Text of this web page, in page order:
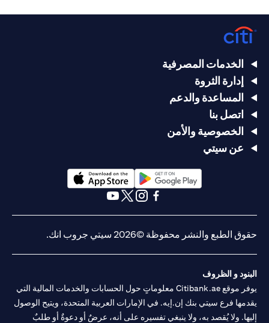
الخدمات المصرفية
إدارة الثروة
المساعدة والدعم
اتصل بنا
الخصوصية والأمن
عن سيتي
(opens in a new tab)
حقوق الطبع والنشر محفوظة ©2026 سيتي جروب انك.
البنود و الظروف
يوفر موقع Citibank.ae معلوماتٍ حول الحسابات والخدمات المالية التي
يقدمها فرع سيتي بنك إن.إيه. في الإمارات العربية المتحدة، ويتيح الوصول
إليها. ولا يُقصد به، ولا ينبغي تفسيره على أنه، عرضٌ أو دعوةٌ أو طلبٌ